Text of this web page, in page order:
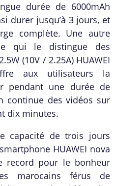
durée de 6000mAh
durer jusqu’à 3 jours, et
complète. Une autre
qui le distingue des
(10V / 2.25A) HUAWEI
aux utilisateurs la
pendant une durée de
continue des vidéos sur
dix minutes.
capacité de trois jours
HUAWEI nova
record pour le bonheur
marocains férus de